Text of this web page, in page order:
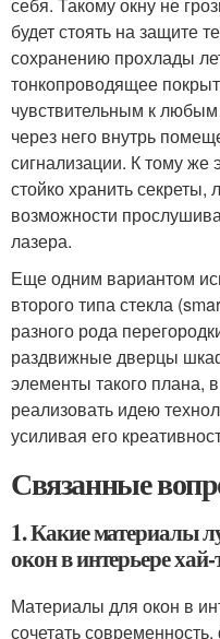
будет стоять на защите
сохранению прохлады
тонкопроводящее
чувствительным к
через него внутрь
сигнализации. К тому же
стойко хранить
возможности
лазера.
Еще одним вариантом
второго типа стекла
разного рода
раздвижные дверцы
элементы такого плана,
реализовать идею
усиливая его
Связанные
1. Какие материалы
окон в интерьере хай-
Материалы для окон в
сочетать